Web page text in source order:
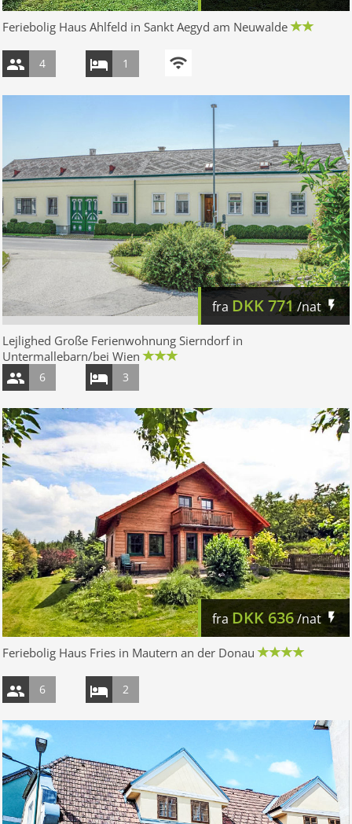
Feriebolig Haus Ahlfeld in Sankt Aegyd am Neuwalde
4 1
fra DKK771/nat
Lejlighed Große Ferienwohnung Sierndorf in
Untermallebarn/bei Wien
6 3
fra DKK 636/nat
Feriebolig Haus Fries in Mautern an der Donau
6 2